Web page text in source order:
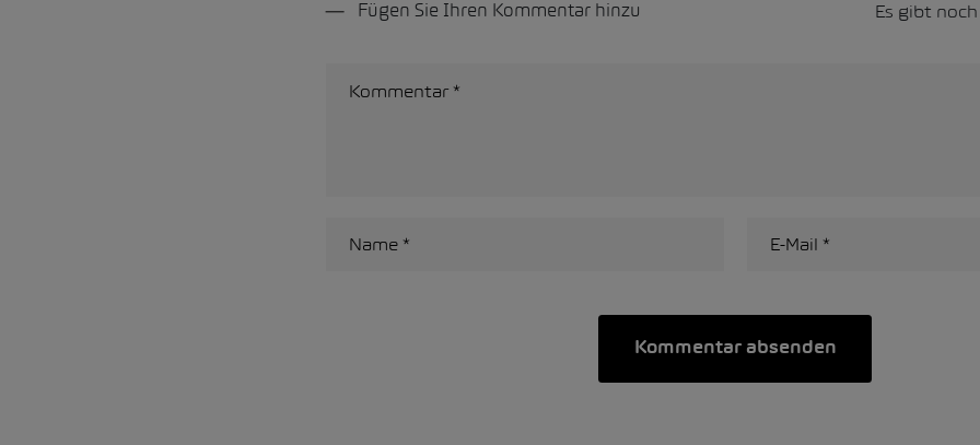
Fügen Sie Ihren Kommentar hinzu Es gibt